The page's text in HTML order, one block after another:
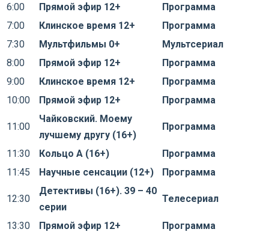
6:00 Прямой эфир 12+
Программа
7:00
Клинское время 12+
Программа
7:30
Мультфильмы 0+
Мультсериал
8:00
Прямой эфир 12+
Программа
9:00
Клинское время 12+
Программа
10:00
Прямой эфир 12+ Программа
11:00
Чайковский. Моему
лучшему другу (16+)
Программа
11:30 Кольцо А (16+)
Программа
11:45
Научные сенсации (12+) Программа
12:30
Детективы (16+). 39 – 40
серии
Телесериал
13:30 Прямой эфир 12+ Программа